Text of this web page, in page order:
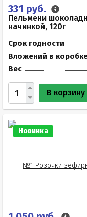
331 руб.
Пельмени
начинкой, 120г
Срок годности
Вложений в
Вес
В корзину
Новинка